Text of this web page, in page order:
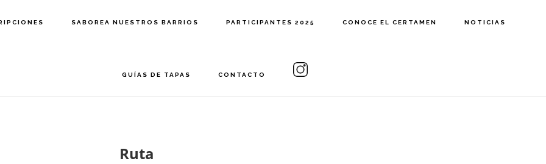
SABOREA NUESTROS BARRIOS PARTICIPANTES 2025 CONOCE EL CERTAMEN NOTICIAS
GUÍAS DE TAPAS CONTACTO
Ruta